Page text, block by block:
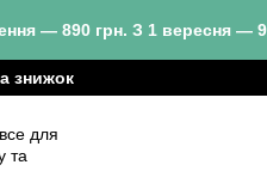
— 890 грн. З 1 вересня —
знижок